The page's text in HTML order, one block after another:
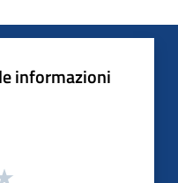
informazioni